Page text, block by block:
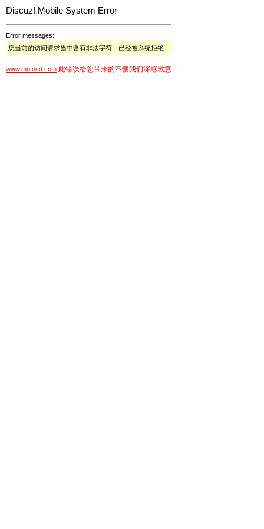
Discuz! Mobile System Error
Error messages:
您当前的访问请求当中含有非法字符，已经被系统拒绝
www.motosd.com 此错误给您带来的不便我们深感歉意